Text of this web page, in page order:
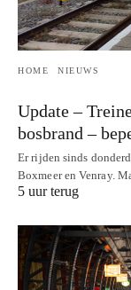
HOME NIEUWS
Update –
bosbrand –
Er rijden sinds
Boxmeer en Venray.
5 uur terug